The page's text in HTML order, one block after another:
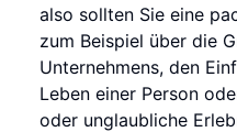
also sollten Sie eine
zum Beispiel über die
Unternehmens, den
Leben einer Person
oder unglaubliche